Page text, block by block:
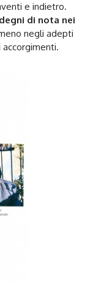
e indietro.
di nota nei
negli adepti
accorgimenti.